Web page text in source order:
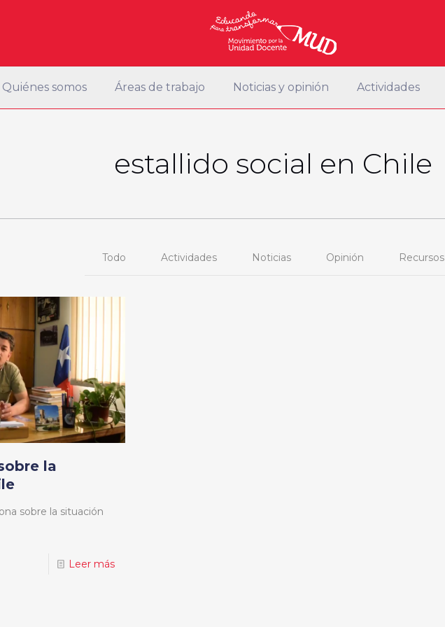
Quiénes somos Áreas de trabajo Noticias y opinión Actividades
estallido social en Chile
Todo Actividades Noticias Opinión Recursos
la
sobre la situación
Leer más